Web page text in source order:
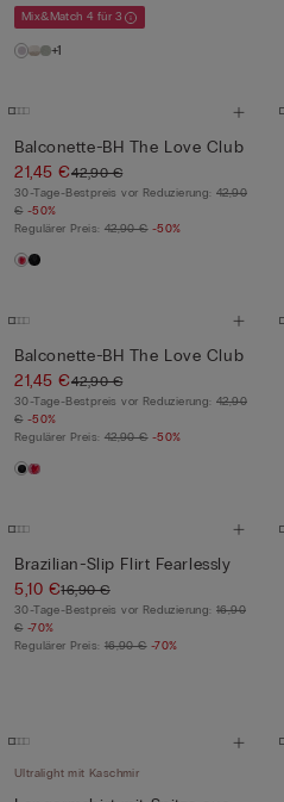
Mix&Match 4 für 3
+1
Balconette-BH The Love Club
21,45 €42,90 €
30-Tage-Bestpreis vor Reduzierung: 42,90
€ -50%
Regulärer Preis: 42,90 € -50%
Balconette-BH The Love Club
21,45 €42,90 €
30-Tage-Bestpreis vor Reduzierung: 42,90
€ -50%
Regulärer Preis: 42,90 € -50%
Brazilian-Slip Flirt Fearlessly
5,10 €16,90 €
30-Tage-Bestpreis vor Reduzierung: 16,90
€ -70%
Regulärer Preis: 16,90 € -70%
Ultralight mit Kaschmir